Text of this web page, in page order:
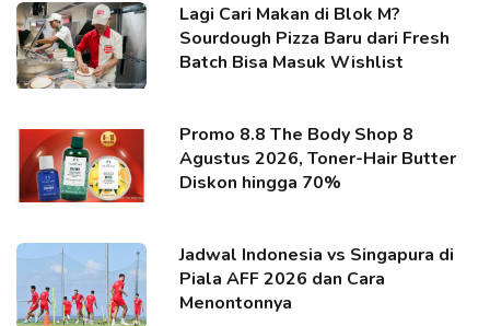
Lagi Cari Makan di Blok M?
Sourdough Pizza Baru dari Fresh
Batch Bisa Masuk Wishlist
Promo 8.8 The Body Shop 8
Agustus 2026, Toner-Hair Butter
Diskon hingga 70%
Jadwal Indonesia vs Singapura di
Piala AFF 2026 dan Cara
Menontonnya